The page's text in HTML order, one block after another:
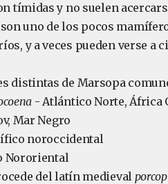
tímidas y no suelen
uno de los pocos
y a veces pueden verse
distintas de Marsopa
- Atlántico Norte, África
Mar Negro
noroccidental
Nororiental
del latín medieval